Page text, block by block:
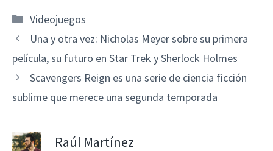
Categorías
Videojuegos
Una y otra vez: Nicholas Meyer sobre su primera
película, su futuro en Star Trek y Sherlock Holmes
Scavengers Reign es una serie de ciencia ficción
sublime que merece una segunda temporada
Raúl Martínez